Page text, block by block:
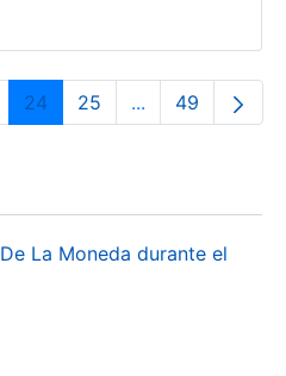
Pages Use TAB to
Page
24 Page
25 ...Intermediate
Page
49
La Moneda durante el